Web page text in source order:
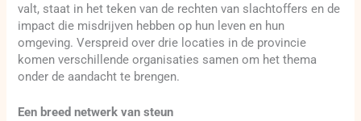
valt, staat in het teken van de rechten van slachtoffers en de
impact die misdrijven hebben op hun leven en hun
omgeving. Verspreid over drie locaties in de provincie
komen verschillende organisaties samen om het thema
onder de aandacht te brengen.
Een breed netwerk van steun